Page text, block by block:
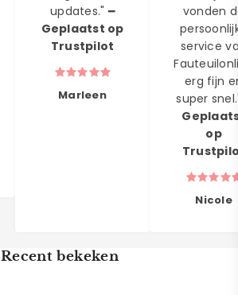
updates." ━
Geplaatst op
Trustpilot
Marleen
vonden
service
erg fijn
super
op
Nicole
Recent bekeken